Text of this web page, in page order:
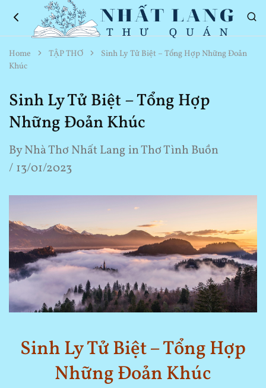
Nhất
Lang
Thư
Thơ
Hay
Về
Sống
Home TẬP THƠ
Sinh Ly Tử Biệt – Tổng Hợp Những Đoản
Khúc
Sinh Ly Tử Biệt – Tổng Hợp
Những Đoản Khúc
ByNhà Thơ Nhất LanginThơ Tình Buồn
13/01/2023
Sinh Ly Tử Biệt – Tổng Hợp
Những Đoản Khúc